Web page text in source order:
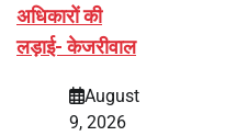
अधिकारों की
लड़ाई- केजरीवाल
August
9, 2026